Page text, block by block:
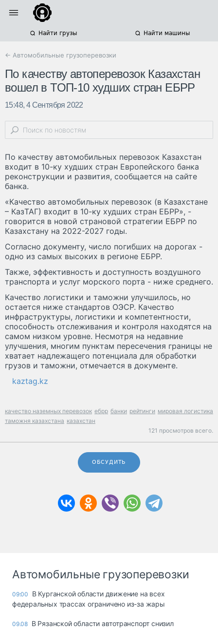
Найти грузы Найти машины
← Автомобильные грузоперевозки
По качеству автоперевозок Казахстан
вошел в ТОП-10 худших стран ЕБРР
15:48, 4 Сентября 2022
По качеству автомобильных перевозок Казахстан
входит в 10-ку худших стран Европейского банка
реконструкции и развития, сообщается на сайте
банка.
«Качество автомобильных перевозок (в Казахстане
– КазТАГ) входит в 10-ку худших стран ЕБРР», -
говорится в новой страновой стратегии ЕБРР по
Казахстану на 2022-2027 годы.
Согласно документу, число погибших на дорогах -
одно из самых высоких в регионе ЕБРР.
Также, эффективность и доступность воздушного
транспорта и услуг морского порта - ниже среднего.
Качество логистики и таможни улучшилось, но
остается ниже стандартов ОЭСР. Качество
инфраструктуры, логистики и компетентности,
способность отслеживания и контроля находятся на
самом низком уровне. Несмотря на недавние
улучшения, многим пунктам пересечения границы не
хватает надлежащего потенциала для обработки
грузов и таможни, отмечается в документе.
kaztag.kz
качество наземных перевозок ебрр банки рейтинги мировая логистика
таможня казахстана казахстан
121 просмотров всего.
ОБСУДИТЬ
Автомобильные грузоперевозки
09:00
В Курганской области движение на всех
федеральных трассах ограничено из-за жары
09.08 В Рязанской области автотранспорт снизил